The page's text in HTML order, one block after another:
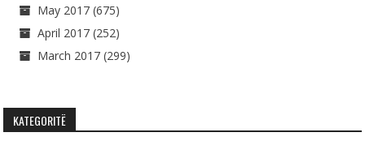
May 2017 (675)
April 2017 (252)
March 2017 (299)
KATEGORITË